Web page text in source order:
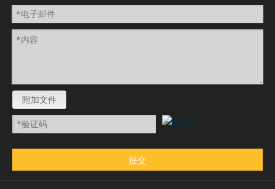
附加文件
提交